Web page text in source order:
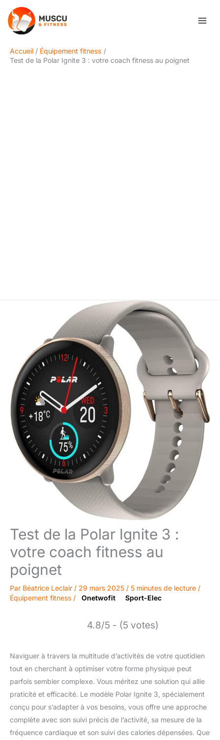
contenu
Accueil
Équipement fitness
Test de la Polar Ignite 3 : votre coach fitness au poignet
Test de la Polar Ignite 3 :
votre coach fitness au
poignet
Par Béatrice Leclair / 29 mars 2025 / 5 minutes de lecture /
Équipement fitness / Onetwofit Sport-Elec
4.8/5 - (5 votes)
Naviguer à travers la multitude d’activités de votre quotidien
tout en cherchant à optimiser votre forme physique peut
parfois sembler complexe. Vous méritez une solution qui allie
praticité et efficacité. Le modèle Polar Ignite 3, spécialement
conçu pour s’adapter à vos besoins, vous offre une approche
complète avec son suivi précis de l’activité, sa mesure de la
fréquence cardiaque et son suivi des calories dépensées. Que
Rechercher